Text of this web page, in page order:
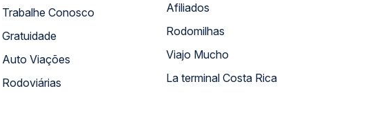
Trabalhe Conosco
Gratuidade
Auto Viações
Rodoviárias
Afiliados
Rodomilhas
Viajo Mucho
La terminal Costa Rica